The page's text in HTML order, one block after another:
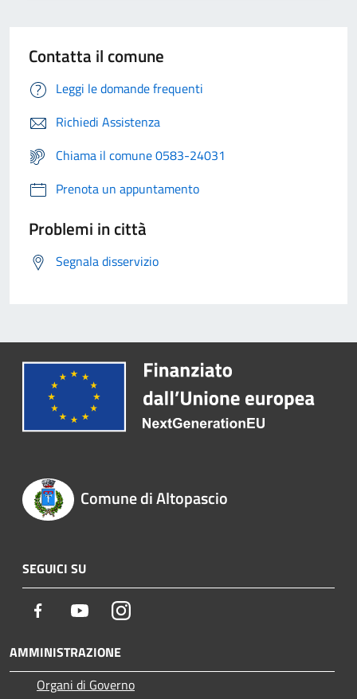
Contatta il comune
Leggi le domande frequenti
Richiedi Assistenza
Chiama il comune 0583-24031
Prenota un appuntamento
Problemi in città
Segnala disservizio
Comune di Altopascio
SEGUICI SU
Facebook YoutubeInstagram
AMMINISTRAZIONE
Organi di Governo